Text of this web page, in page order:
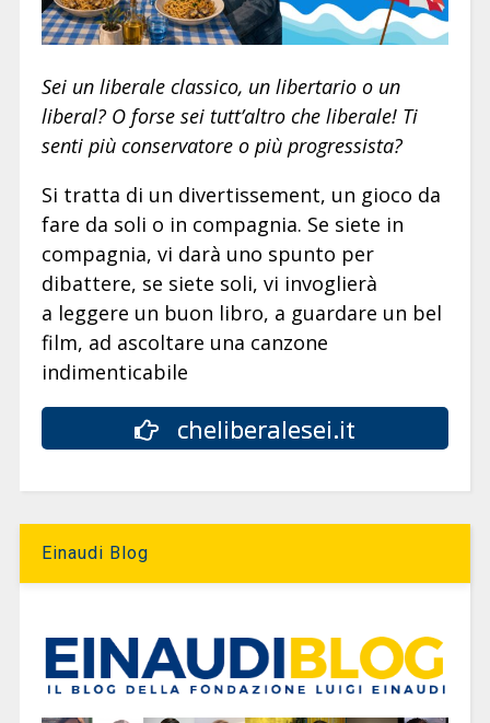
Sei un liberale classico, un libertario o un
liberal? O forse sei tutt’altro che liberale! Ti
senti più conservatore o più progressista?
Si tratta di un divertissement, un gioco da
fare da soli o in compagnia. Se siete in
compagnia, vi darà uno spunto per
dibattere, se siete soli, vi invoglierà
a leggere un buon libro, a guardare un bel
film, ad ascoltare una canzone
indimenticabile
cheliberalesei.it
Einaudi Blog